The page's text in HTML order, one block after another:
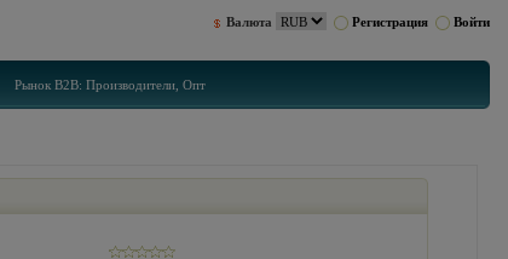
Валюта Регистрация Войти
Рынок B2B: Производители, Опт